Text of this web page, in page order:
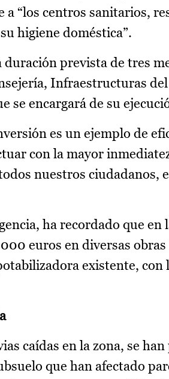
a “los centros sanitarios,
higiene doméstica”.
prevista de tres
Infraestructuras
se encargará de su
es un ejemplo de
con la mayor
nuestros ciudadanos,
ha recordado que
euros en diversas obras
existente,
caídas en la zona, se
que han afectado